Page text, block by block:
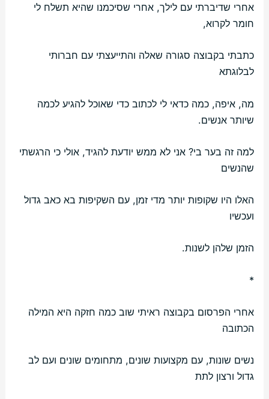
אחרי שדיברתי עם לילך, אחרי שסיכמנו שהיא תשלח לי
חומר לקרוא,
כתבתי בקבוצה סגורה שאלה והתייעצתי עם חברותי
לבלוגתא
מה, איפה, כמה כדאי לי לכתוב כדי שאוכל להגיע לכמה
שיותר אנשים.
למה זה בער בי? אני לא ממש יודעת להגיד, אולי כי הרגשתי
שהנשים
האלו היו שקופות יותר מדי זמן, עם השקיפות בא כאב גדול
ועכשיו
הזמן שלהן לשנות.
*
אחרי הפרסום בקבוצה ראיתי שוב כמה חזקה היא המילה
הכתובה
נשים שונות, עם מקצועות שונים, מתחומים שונים ועם לב
גדול ורצון לתת